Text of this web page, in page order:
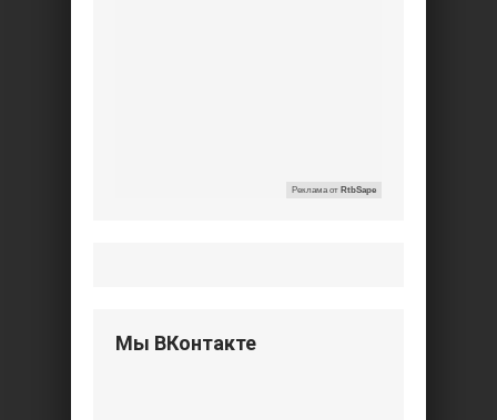
Реклама от RtbSape
Мы ВКонтакте